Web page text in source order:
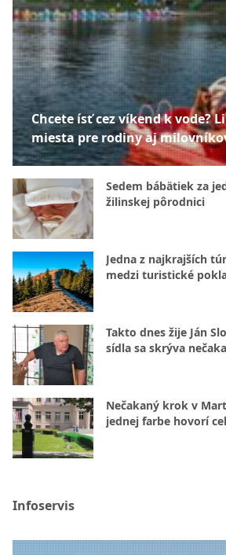
Chcete ísť cez víkend k vode?
miesta pre rodiny aj
Sedem bábätiek za
žilinskej pôrodnici
Jedna z najkrajších
medzi turistické
Takto dnes žije Ján
sídla sa skrýva
Nečakaný krok v
jednej farbe hovorí
Infoservis